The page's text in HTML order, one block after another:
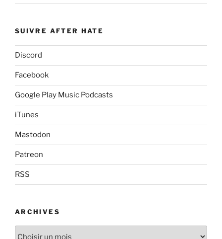
SUIVRE AFTER HATE
Discord
Facebook
Google Play Music Podcasts
iTunes
Mastodon
Patreon
RSS
ARCHIVES